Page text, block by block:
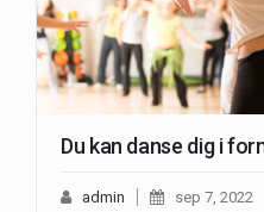
Du kan danse dig i
admin sep 7, 2022